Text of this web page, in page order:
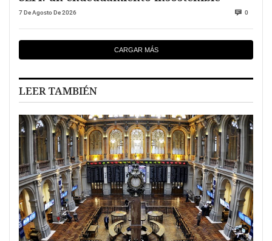
7 De Agosto De 2026 0
CARGAR MÁS
LEER TAMBIÉN